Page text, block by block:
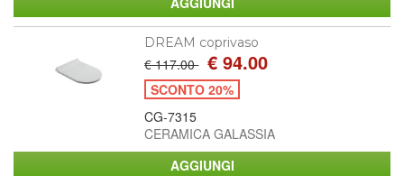
DREAM coprivaso
€ 117.00 € 94.00
SCONTO 20%
CG-7315
CERAMICA GALASSIA